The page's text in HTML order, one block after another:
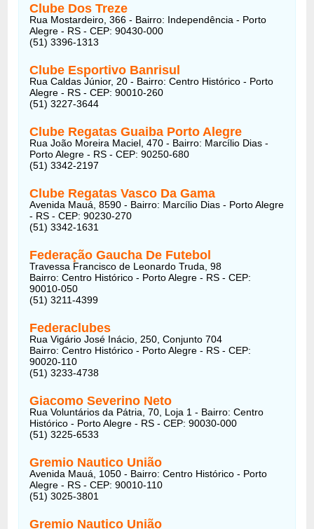
Clube Dos Treze
Rua Mostardeiro, 366 - Bairro: Independência - Porto
Alegre - RS - CEP: 90430-000
(51) 3396-1313
Clube Esportivo Banrisul
Rua Caldas Júnior, 20 - Bairro: Centro Histórico - Porto
Alegre - RS - CEP: 90010-260
(51) 3227-3644
Clube Regatas Guaiba Porto Alegre
Rua João Moreira Maciel, 470 - Bairro: Marcílio Dias -
Porto Alegre - RS - CEP: 90250-680
(51) 3342-2197
Clube Regatas Vasco Da Gama
Avenida Mauá, 8590 - Bairro: Marcílio Dias - Porto Alegre
- RS - CEP: 90230-270
(51) 3342-1631
Federação Gaucha De Futebol
Travessa Francisco de Leonardo Truda, 98
Bairro: Centro Histórico - Porto Alegre - RS - CEP:
90010-050
(51) 3211-4399
Federaclubes
Rua Vigário José Inácio, 250, Conjunto 704
Bairro: Centro Histórico - Porto Alegre - RS - CEP:
90020-110
(51) 3233-4738
Giacomo Severino Neto
Rua Voluntários da Pátria, 70, Loja 1 - Bairro: Centro
Histórico - Porto Alegre - RS - CEP: 90030-000
(51) 3225-6533
Gremio Nautico União
Avenida Mauá, 1050 - Bairro: Centro Histórico - Porto
Alegre - RS - CEP: 90010-110
(51) 3025-3801
Gremio Nautico União